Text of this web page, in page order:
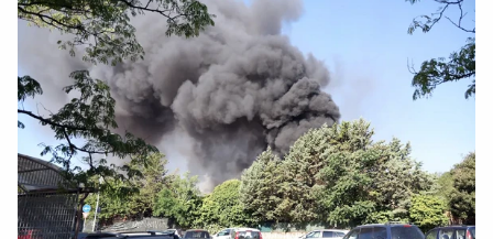
VĂN HÓA - THỂ THAO
BẠN ĐỌC & CAND
ĐA PHƯƠNG TIỆN
eMagazine
Podcast